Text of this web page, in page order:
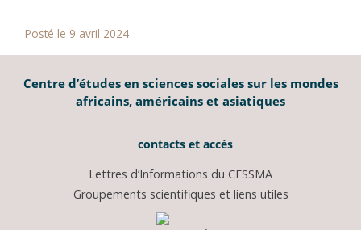
Posté le 9 avril 2024
Centre d’études en sciences sociales sur les mondes
africains, américains et asiatiques
contacts et accès
Lettres d’Informations du CESSMA
Groupements scientifiques et liens utiles